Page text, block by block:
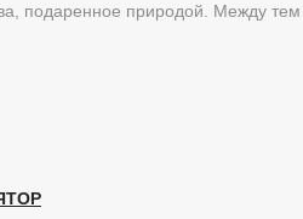
подаренное природой. Между